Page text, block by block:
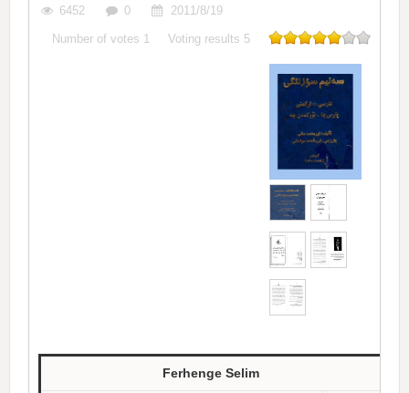
6452 0 2011/8/19
Number of votes 1 Voting results 5
Ferhenge Selim